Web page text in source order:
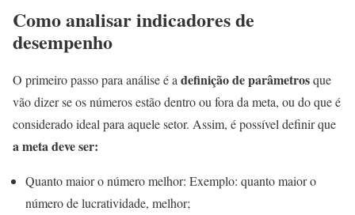
Como analisar indicadores de
desempenho
O primeiro passo para análise é a definição de parâmetrosque
vão dizer se os números estão dentro ou fora da meta, ou do que é
considerado ideal para aquele setor. Assim, é possível definir que
a meta deve ser:
Quanto maior o número melhor: Exemplo: quanto maior o
número de lucratividade, melhor;